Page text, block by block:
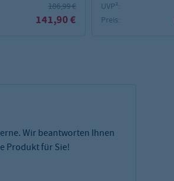
186,99 €
141,90 €
UVP²:
Preis:
Wir beantworten Ihnen
Produkt für Sie!